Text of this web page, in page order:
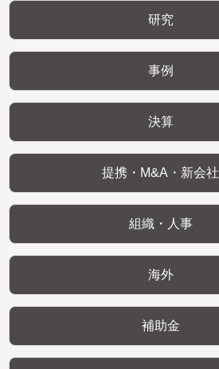
研究
事例
決算
提携・M&A・新会社
組織・人事
海外
補助金